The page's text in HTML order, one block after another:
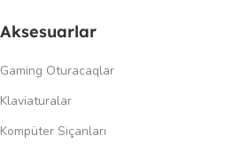
Aksesuarlar
Gaming Oturacaqlar
Klaviaturalar
Kompüter Siçanları